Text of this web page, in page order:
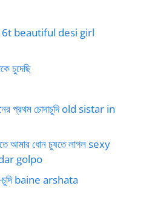
6t beautiful desi girl
চুদেছি
প্রথম চোদাচুদি old sistar in
আমার ধোন চুষতে লাগল sexy
golpo
চুদি baine arshata